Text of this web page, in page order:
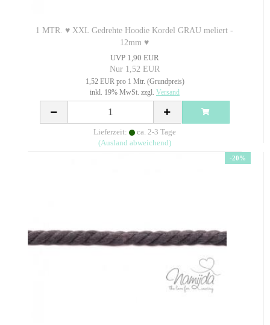
1 MTR. ♥ XXL Gedrehte Hoodie Kordel GRAU meliert -
12mm ♥
UVP 1,90 EUR
Nur 1,52 EUR
1,52 EUR pro 1 Mtr. (Grundpreis)
inkl. 19% MwSt. zzgl. Versand
Lieferzeit:
ca. 2-3 Tage
(Ausland abweichend)
-20%